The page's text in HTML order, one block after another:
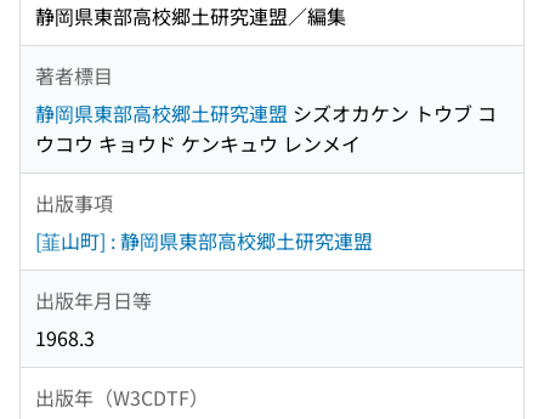
静岡県東部高校郷土研究連盟／編集
著者標目
静岡県東部高校郷土研究連盟 シズオカケン トウブ コ
ウコウ キョウド ケンキュウ レンメイ
出版事項
[韮山町] : 静岡県東部高校郷土研究連盟
出版年月日等
1968.3
出版年（W3CDTF）